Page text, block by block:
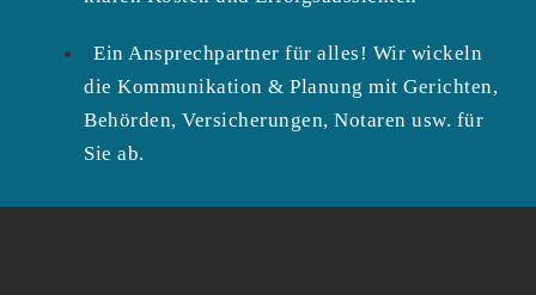
Ein Ansprechpartner für alles! Wir wickeln
die Kommunikation & Planung mit Gerichten,
Behörden, Versicherungen, Notaren usw. für
Sie ab.